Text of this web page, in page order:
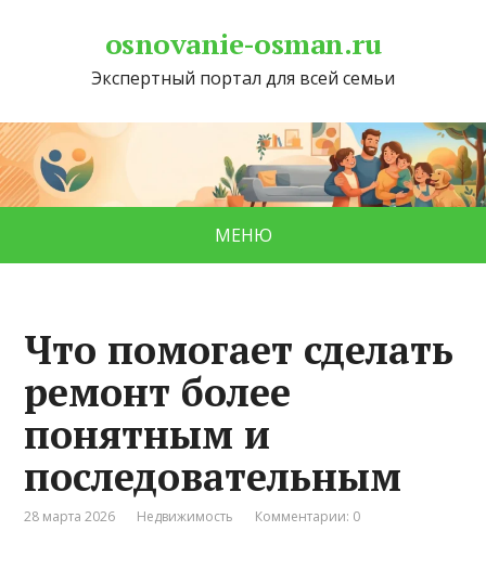
osnovanie-osman.ru
Экспертный портал для всей семьи
МЕНЮ
Что помогает сделать
ремонт более
понятным и
последовательным
28 марта 2026 Недвижимость Комментарии: 0